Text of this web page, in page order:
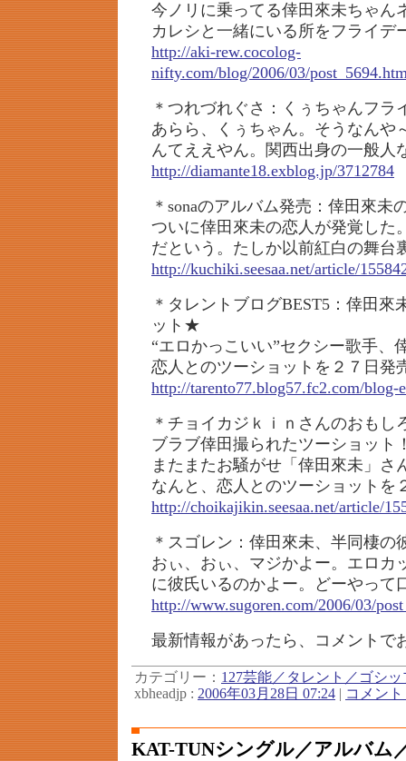
今ノリに乗ってる倖田來未ちゃん
カレシと一緒にいる所をフライデ
http://aki-rew.cocolog-
nifty.com/blog/2006/03/
＊つれづれぐさ：くぅちゃんフラ
あらら、くぅちゃん。そうなんや
んてええやん。関西出身の一般人
http://diamante18.exblog.jp/3712784
＊sonaのアルバム発売：倖田來未
ついに倖田來未の恋人が発覚した
だという。たしか以前紅白の舞台
http://kuchiki.seesaa.net/article/
＊タレントブログBEST5：倖田來
ット★
“エロかっこいい”セクシー歌手、
恋人とのツーショットを２７日発
http://tarento77.blog57.fc2.com/blog-
＊チョイカジｋｉｎさんのおもし
ブラブ倖田撮られたツーショット
またまたお騒がせ「倖田來未」さ
なんと、恋人とのツーショットを
http://choikajikin.seesaa.net/article/
＊スゴレン：倖田來未、半同棲の
おぃ、おぃ、マジかよー。エロカ
に彼氏いるのかよー。どーやって
http://www.sugoren.com/2006/03/
最新情報があったら、コメントで
カテゴリー： 127芸能／タレント／ゴシ
xbheadjp : 2006年03月28日 07:24 | コメント
KAT-TUNシングル／アルバム